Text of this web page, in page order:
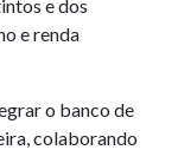
e dos
e renda
o banco de
colaborando